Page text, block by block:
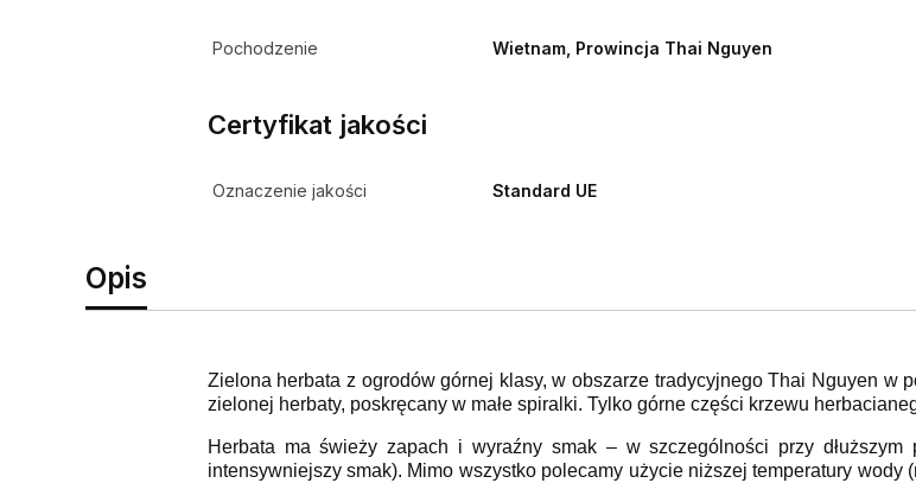
Pochodzenie Wietnam, Prowincja Thai Nguyen
Certyfikat jakości
Oznaczenie jakości Standard UE
Opis
Zielona herbata z ogrodów górnej klasy, w obszarze tradycyjnego Thai Nguyen w
zielonej herbaty, poskręcany w małe spiralki. Tylko górne części krzewu
Herbata ma świeży zapach i wyraźny smak – w szczególności przy
intensywniejszy smak). Mimo wszystko polecamy użycie niższej temperatury